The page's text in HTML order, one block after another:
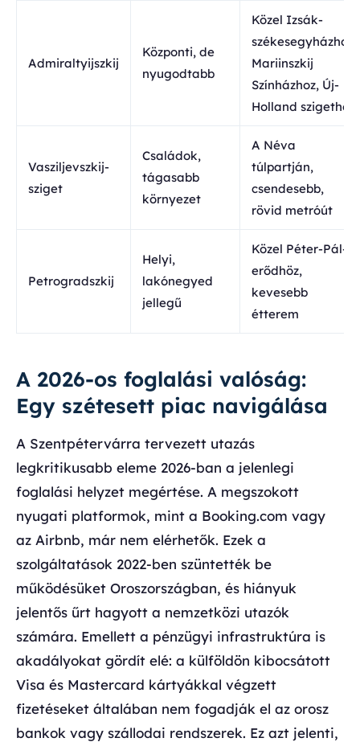
Admiraltyijszkij
Központi, de
nyugodtabb
Közel Izsák-
székesegyházhoz,
Mariinszkij
Színházhoz, Új-
Holland szigethez
Vasziljevszkij-
sziget
Családok,
tágasabb
környezet
A Néva
túlpartján,
csendesebb,
rövid metróút
Petrogradszkij
Helyi,
lakónegyed
jellegű
Közel Péter-Pál-
erődhöz,
kevesebb
étterem
A 2026-os foglalási valóság:
Egy szétesett piac navigálása
A Szentpétervárra tervezett utazás
legkritikusabb eleme 2026-ban a jelenlegi
foglalási helyzet megértése. A megszokott
nyugati platformok, mint a Booking.com vagy
az Airbnb, már nem elérhetők. Ezek a
szolgáltatások 2022-ben szüntették be
működésüket Oroszországban, és hiányuk
jelentős űrt hagyott a nemzetközi utazók
számára. Emellett a pénzügyi infrastruktúra is
akadályokat gördít elé: a külföldön kibocsátott
Visa és Mastercard kártyákkal végzett
fizetéseket általában nem fogadják el az orosz
bankok vagy szállodai rendszerek. Ez azt jelenti,